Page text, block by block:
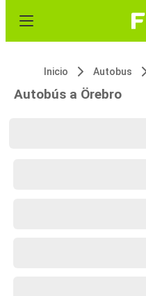
Inicio Autobus
Autobús a Örebro